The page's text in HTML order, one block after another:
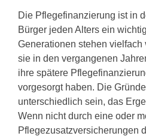
Die Pflegefinanzierung ist in
Bürger jeden Alters ein
Generationen stehen vielfach
sie in den vergangenen
ihre spätere
vorgesorgt haben. Die
unterschiedlich sein, das
Wenn nicht durch eine oder
Pflegezusatzversicherungen